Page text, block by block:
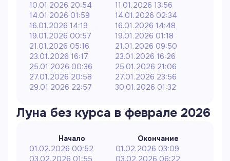
10.01.2026 20:54
11.01.2026 13:56
14.01.2026 01:59
14.01.2026 02:34
16.01.2026 14:19
16.01.2026 14:48
19.01.2026 00:57
19.01.2026 01:18
21.01.2026 05:16
21.01.2026 09:50
23.01.2026 16:17
23.01.2026 16:26
25.01.2026 00:36
25.01.2026 21:06
27.01.2026 20:58
27.01.2026 23:56
29.01.2026 22:57
30.01.2026 01:32
Луна без курса в феврале 2026
Начало
Окончание
01.02.2026 00:52
01.02.2026 03:09
03.02.2026 01:55
03.02.2026 06:22